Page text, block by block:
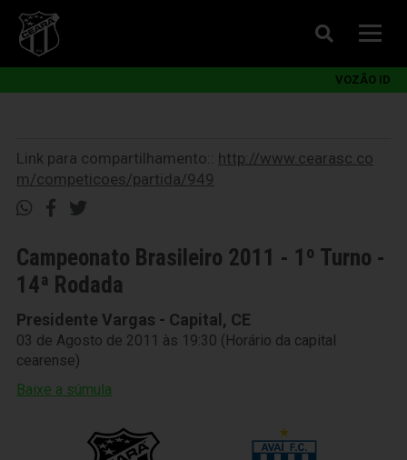
VOZÃO ID
Link para compartilhamento:: http://www.cearasc.co
m/competicoes/partida/949
Campeonato Brasileiro 2011 - 1º Turno -
14ª Rodada
Presidente Vargas - Capital, CE
03 de Agosto de 2011 às 19:30 (Horário da capital
cearense)
Baixe a súmula